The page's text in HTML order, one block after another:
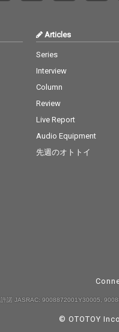
Articles
Series
Interview
Column
Review
Live Report
Audio Equipment
先週のオトトイ
許諾 JASRAC: 9008872001Y30005,
© OTOTOY